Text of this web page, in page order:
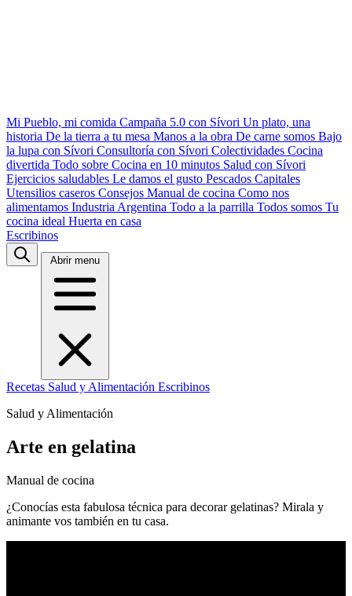
Mi Pueblo, mi comida Campaña 5.0 con Sívori Un plato, una
historia De la tierra a tu mesa Manos a la obra De carne somos Bajo
la lupa con Sívori Consultoría con Sívori Colectividades Cocina
divertida Todo sobre Cocina en 10 minutos Salud con Sívori
Ejercicios saludables Le damos el gusto Pescados Capitales
Utensilios caseros Consejos Manual de cocina Como nos
alimentamos Industria Argentina Todo a la parrilla Todos somos Tu
cocina ideal Huerta en casa
Escribinos
Abrir menu
Recetas Salud y Alimentación Escribinos
Salud y Alimentación
Arte en gelatina
Manual de cocina
¿Conocías esta fabulosa técnica para decorar gelatinas? Mirala y
animante vos también en tu casa.